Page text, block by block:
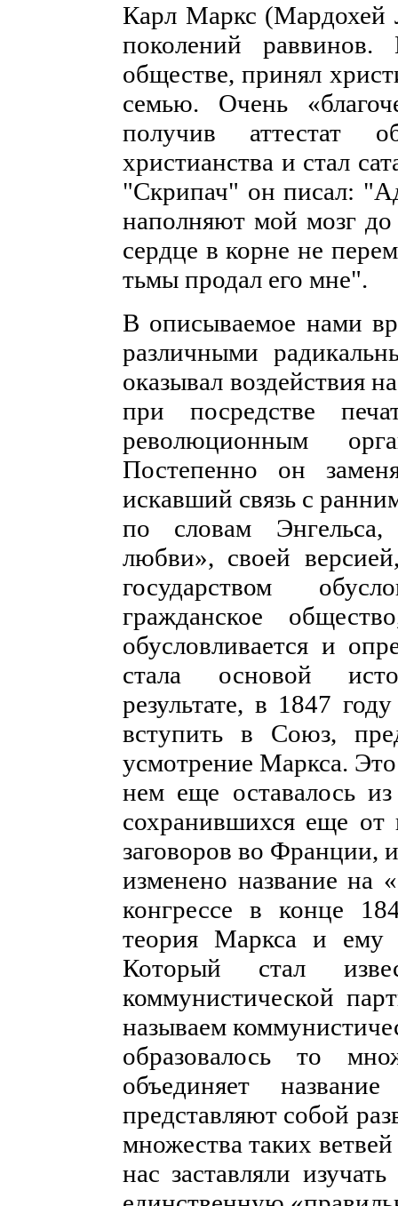
Карл Маркс (Мардохей
поколений
обществе, принял
семью. Очень
получив аттестат
христианства и стал
"Скрипач" он писал:
наполняют мой мозг
сердце в корне не
тьмы продал его мне".
В описываемое нами
различными
оказывал воздействия
при посредстве
революционным
Постепенно он
искавший связь с
по словам
любви», своей
государством
гражданское
обусловливается и
стала основой
результате, в 1847
вступить в Союз,
усмотрение Маркса.
нем еще оставалось
сохранившихся еще
заговоров во Франции,
изменено название на
конгрессе в конце
теория Маркса и ему
Который стал
коммунистической
называем
образовалось то
объединяет
представляют собой
множества таких
нас заставляли